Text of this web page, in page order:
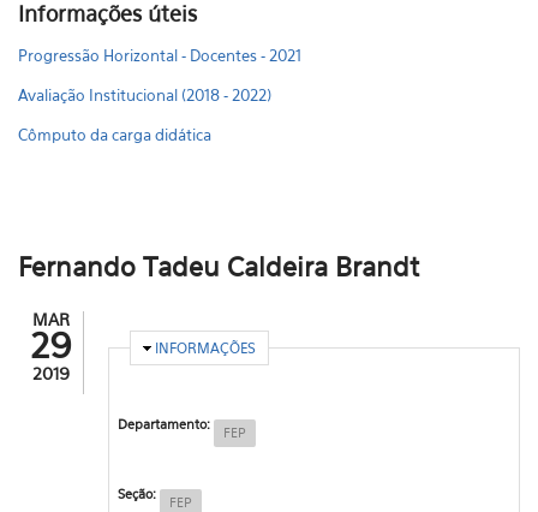
Informações úteis
Progressão Horizontal - Docentes - 2021
Avaliação Institucional (2018 - 2022)
Cômputo da carga didática
Fernando Tadeu Caldeira Brandt
MAR
29
2019
OCULTAR
INFORMAÇÕES
Departamento: FEP
Seção: FEP